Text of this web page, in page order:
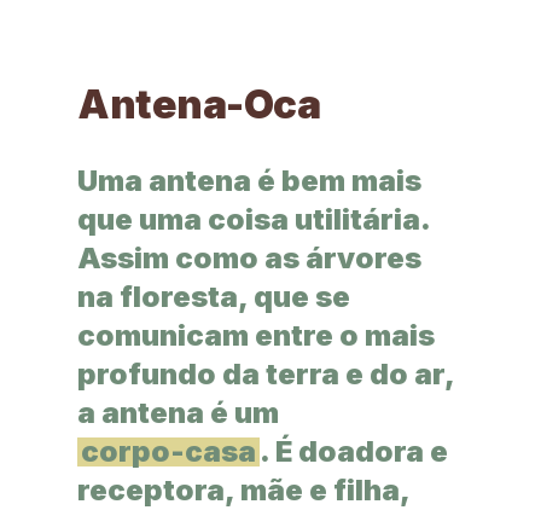
Antena-Oca
Uma antena é bem mais
que uma coisa utilitária.
Assim como as árvores
na floresta, que se
comunicam entre o mais
profundo da terra e do ar,
a antena é um
corpo-casa . É doadora e
receptora, mãe e filha,